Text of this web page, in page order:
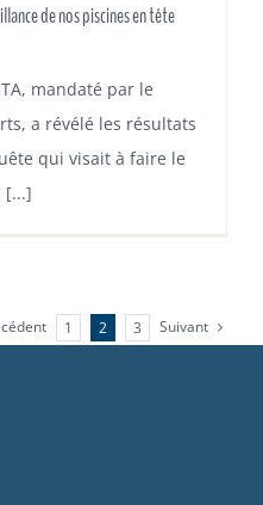
de nos piscines en tête
mandaté par le
a révélé les résultats
qui visait à faire le
[...]
1 2 3 Suivant